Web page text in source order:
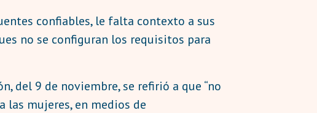
confiables, le falta contexto a sus
no se configuran los requisitos para
del 9 de noviembre, se refirió a que “no
las mujeres, en medios de